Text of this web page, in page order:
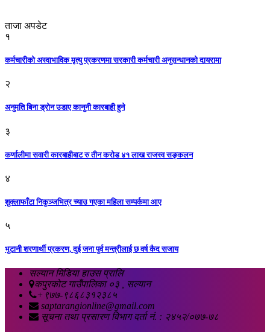
ताजा अपडेट
१
कर्मचारीको अस्वाभाविक मृत्यु प्रकरणमा सरकारी कर्मचारी अनुसन्धानको दायरामा
२
अनुमति बिना ड्रोन उडाए कानुनी कारबाही हुने
३
कर्णालीमा सवारी कारबाहीबाट रु तीन करोड ४१ लाख राजस्व सङ्कलन
४
शुक्लाफाँटा निकुञ्जभित्र च्याउ गएका महिला सम्पर्कमा आए
५
भुटानी शरणार्थी प्रकरण, दुई जना पुर्व मन्त्रीलाई छ वर्ष कैद सजाय
सल्यान मिडिया हाउस प्रालि
कपुरकोट गाउँपालिका ०३ , सल्यान
+९७७-९८६८३१२३८५
saptarangionline@gmail.com
सूचना तथा प्रसारण विभाग दर्ता नं. : २४५२/०७७-७८